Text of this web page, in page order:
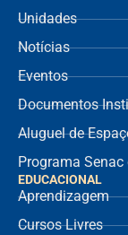
Unidades
Notícias
Eventos
Documentos
Aluguel de
Programa
EDUCACIONAL
Aprendizagem
Cursos Livres